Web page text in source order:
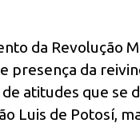
da Revolução
presença da
atitudes que se
Luis de Potosí,